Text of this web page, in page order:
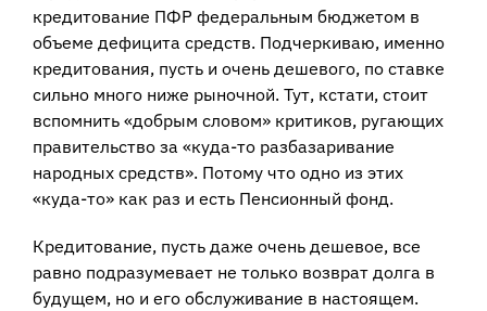
кредитование ПФР федеральным бюджетом в
объеме дефицита средств. Подчеркиваю, именно
кредитования, пусть и очень дешевого, по ставке
сильно много ниже рыночной. Тут, кстати, стоит
вспомнить «добрым словом» критиков, ругающих
правительство за «куда-то разбазаривание
народных средств». Потому что одно из этих
«куда-то» как раз и есть Пенсионный фонд.
Кредитование, пусть даже очень дешевое, все
равно подразумевает не только возврат долга в
будущем, но и его обслуживание в настоящем.